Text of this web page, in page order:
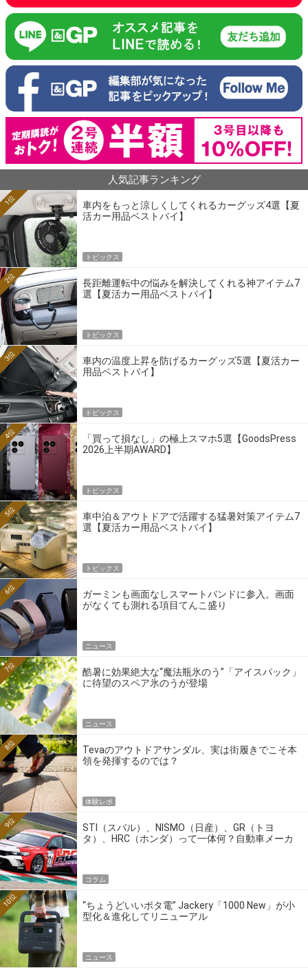
人気記事ランキング
車内をもっと涼しくしてくれるカーグッズ4選【夏
活カー用品ベストバイ】
1位
トピックス
長距離運転中の悩みを解決してくれる神アイテム7
選【夏活カー用品ベストバイ】
2位
トピックス
車内の温度上昇を防げるカーグッズ5選【夏活カー
用品ベストバイ】
3位
トピックス
「買って損なし」の極上スマホ5選【GoodsPress
2026上半期AWARD】
4位
トピックス
車中泊＆アウトドアで活躍する猛暑対策アイテム7
選【夏活カー用品ベストバイ】
5位
トピックス
ガーミンも画面なしスマートバンドに参入。画面
がなくても測れる項目てんこ盛り
6位
ニュース
酷暑に効果絶大な“魔法瓶氷のう”「アイスパック」
に待望のスペア氷のうが登場
7位
ニュース
Tevaのアウトドアサンダル、実は街履きでこそ本
領を発揮するのでは？
8位
体験レポ
STI（スバル）、NISMO（日産）、GR（トヨ
タ）、HRC（ホンダ）って一体何？自動車メーカ
9位
コラム
“ちょうどいいポタ電” Jackery「1000 New」が小
型化＆進化してリニューアル
10位
ニュース